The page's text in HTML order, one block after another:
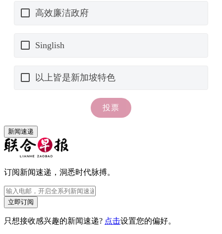
新闻速递
订阅新闻速递，洞悉时代脉搏。
立即订阅
只想接收感兴趣的新闻速递? 点击设置您的偏好。